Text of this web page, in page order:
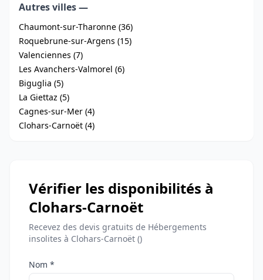
Autres villes —
Chaumont-sur-Tharonne (36)
Roquebrune-sur-Argens (15)
Valenciennes (7)
Les Avanchers-Valmorel (6)
Biguglia (5)
La Giettaz (5)
Cagnes-sur-Mer (4)
Clohars-Carnoët (4)
Vérifier les disponibilités à
Clohars-Carnoët
Recevez des devis gratuits de Hébergements
insolites à Clohars-Carnoët ()
Nom *